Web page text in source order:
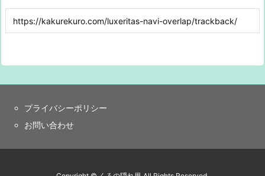
プライバシーポリシー
お問い合わせ